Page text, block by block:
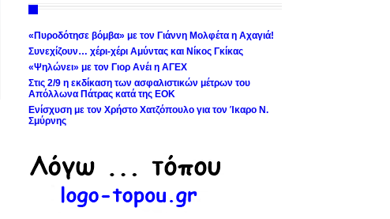
«Πυροδότησε βόμβα» με τον Γιάννη Μολφέτα η Αχαγιά!
Συνεχίζουν… χέρι-χέρι Αμύντας και Νίκος Γκίκας
«Ψηλώνει» με τον Γιορ Ανέι η ΑΓΕΧ
Στις 2/9 η εκδίκαση των ασφαλιστικών μέτρων του
Απόλλωνα Πάτρας κατά της ΕΟΚ
Ενίσχυση με τον Χρήστο Χατζόπουλο για τον Ίκαρο Ν.
Σμύρνης